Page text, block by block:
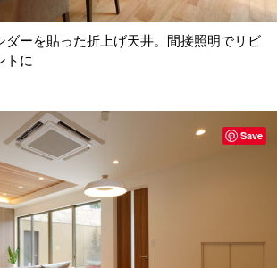
ダーを貼った折上げ天井。間接照明でリビ
トに
Save